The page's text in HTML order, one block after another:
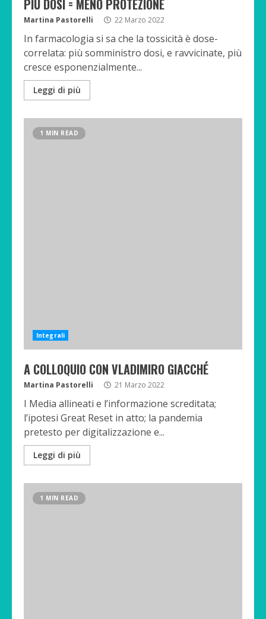
PIÙ DOSI = MENO PROTEZIONE
Martina Pastorelli 22 Marzo 2022
In farmacologia si sa che la tossicità è dose-
correlata: più somministro dosi, e ravvicinate, più
cresce esponenzialmente...
Leggi di più
1 MIN READ
Integrali
A COLLOQUIO CON VLADIMIRO GIACCHÉ
Martina Pastorelli 21 Marzo 2022
I Media allineati e l’informazione screditata;
l’ipotesi Great Reset in atto; la pandemia
pretesto per digitalizzazione e...
Leggi di più
1 MIN READ